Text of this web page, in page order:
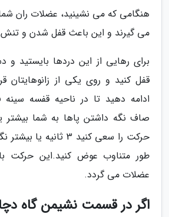
هنگامی که می نشینید، عضلات ران
می گیرند و این باعث قفل شدن و
برای رهایی از این دردها بایستید
قفل کنید و روی یکی از زانوهایتان
ادامه دهید تا در ناحیه قفسه
صاف نگه داشتن پاها به شما بیشتر
حرکت را سعی کنید 3
طور متناوب عوض کنید.این حرکت
عضلات می گردد.
اگر در قسمت نشیمن گاه